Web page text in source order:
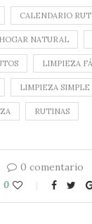
CALENDARIO
HOGAR NATURAL
LIMPIEZA
LIMPIEZA SIMPLE
RUTINAS
0 comentario
0